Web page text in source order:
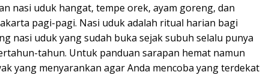
nasi uduk hangat, tempe orek, ayam goreng, dan
pagi-pagi. Nasi uduk adalah ritual harian bagi
nasi uduk yang sudah buka sejak subuh selalu punya
tahun. Untuk panduan sarapan hemat namun
yang menyarankan agar Anda mencoba yang terdekat